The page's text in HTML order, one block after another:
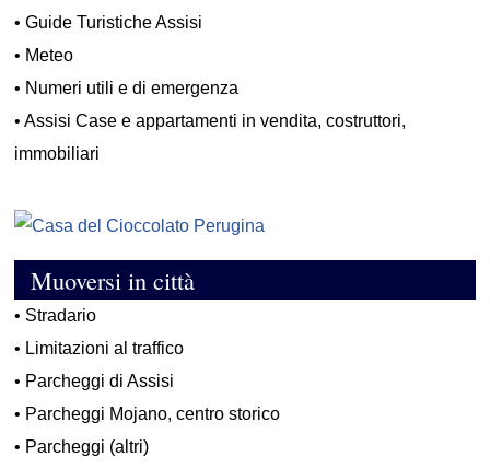
•Guide Turistiche Assisi
• Meteo
• Numeri utili e di emergenza
•Assisi Case e appartamenti in vendita, costruttori,
immobiliari
Muoversi in città
• Stradario
• Limitazioni al traffico
• Parcheggi di Assisi
• Parcheggi Mojano, centro storico
• Parcheggi (altri)